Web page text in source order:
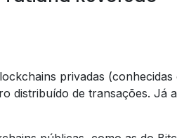
privadas (conhecidas
distribuído de transações. Já